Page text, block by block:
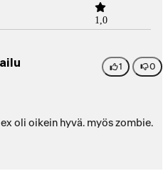
1,0
1 0
oikein hyvä. myös zombie.